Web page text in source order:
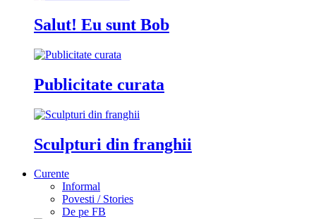
Salut! Eu sunt Bob
Publicitate curata
Sculpturi din franghii
Curente
Informal
Povesti / Stories
De pe FB